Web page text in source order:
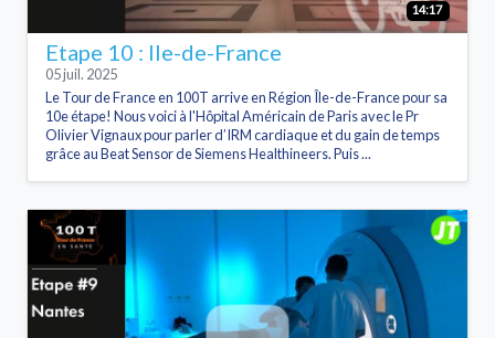
14:17
Etape 10 : Ile-de-France
05 juil. 2025
Le Tour de France en 100T arrive en Région Île-de-France pour sa
10e étape! Nous voici à l'Hôpital Américain de Paris avec le Pr
Olivier Vignaux pour parler d’IRM cardiaque et du gain de temps
grâce au Beat Sensor de Siemens Healthineers. Puis ...